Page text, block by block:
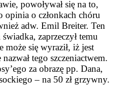
powoływał się na to,
opinia o członkach chóru
adw. Emil Breiter. Ten
zaprzeczył temu
może się wyraził, iż jest
tego szczeniactwem.
za obrazę pp. Dana,
– na 50 zł grzywny.